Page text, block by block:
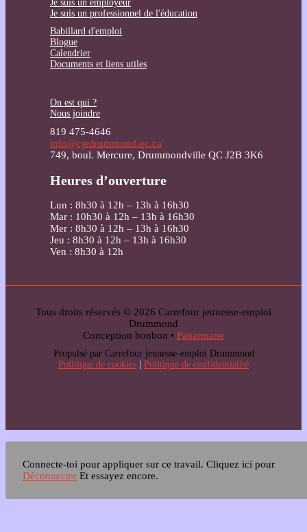
Je suis un employeur
Je suis un professionnel de l'éducation
Babillard d'emploi
Blogue
Calendrier
Documents et liens utiles
On est qui ?
Nous joindre
819 475-4646
info@cjedrummond.qc.ca
749, boul. Mercure, Drummondville QC J2B 3K6
Heures d’ouverture
Lun : 8h30 à 12h – 13h à 16h30
Mar : 10h30 à 12h – 13h à 16h30
Mer : 8h30 à 12h – 13h à 16h30
Jeu : 8h30 à 12h – 13h à 16h30
Ven : 8h30 à 12h
Tous droits réservés © 2026 Carrefour jeunesse-emploi
Drummond
Conception bonbon • Paparmane
Propulsé par Carrefour jeunesse-emploi Drummond
Politique de cookies
Politique de confidentialité
Connecte-toi pour appliquer sur ce travail. Cliquez ici pour
Déconnecter Et essayez encore.